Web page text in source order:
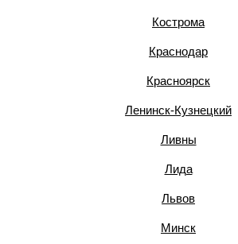
Кострома
Краснодар
Красноярск
Ленинск-Кузнецкий
Ливны
Лида
Львов
Минск